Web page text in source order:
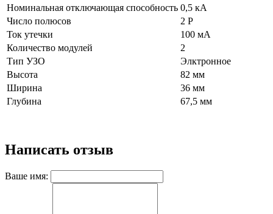
Номинальная отключающая способность 0,5 кА
Число полюсов
2 Р
Ток утечки
100 мА
Количество модулей
2
Тип УЗО
Элктронное
Высота
82 мм
Ширина
36 мм
Глубина
67,5 мм
Написать отзыв
Ваше имя: